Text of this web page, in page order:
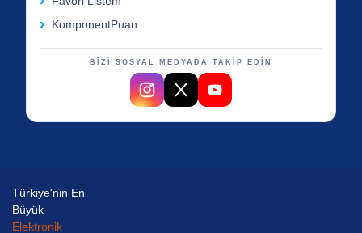
KomponentPuan
BİZİ SOSYAL MEDYADA TAKİP EDİN
Türkiye'nin En
Büyük
Elektronik